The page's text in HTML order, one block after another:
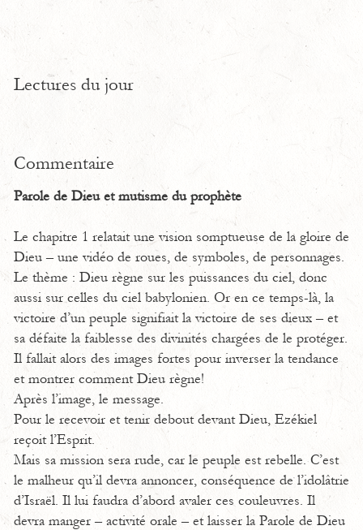
Lectures du jour
Commentaire
Parole de Dieu et mutisme du prophète
Le chapitre 1 relatait une vision somptueuse de la gloire de
Dieu – une vidéo de roues, de symboles, de personnages.
Le thème : Dieu règne sur les puissances du ciel, donc
aussi sur celles du ciel babylonien. Or en ce temps-là, la
victoire d’un peuple signifiait la victoire de ses dieux – et
sa défaite la faiblesse des divinités chargées de le protéger.
Il fallait alors des images fortes pour inverser la tendance
et montrer comment Dieu règne!
Après l’image, le message.
Pour le recevoir et tenir debout devant Dieu, Ezékiel
reçoit l’Esprit.
Mais sa mission sera rude, car le peuple est rebelle. C’est
le malheur qu’il devra annoncer, conséquence de l’idolâtrie
d’Israël. Il lui faudra d’abord avaler ces couleuvres. Il
devra manger – activité orale – et laisser la Parole de Dieu